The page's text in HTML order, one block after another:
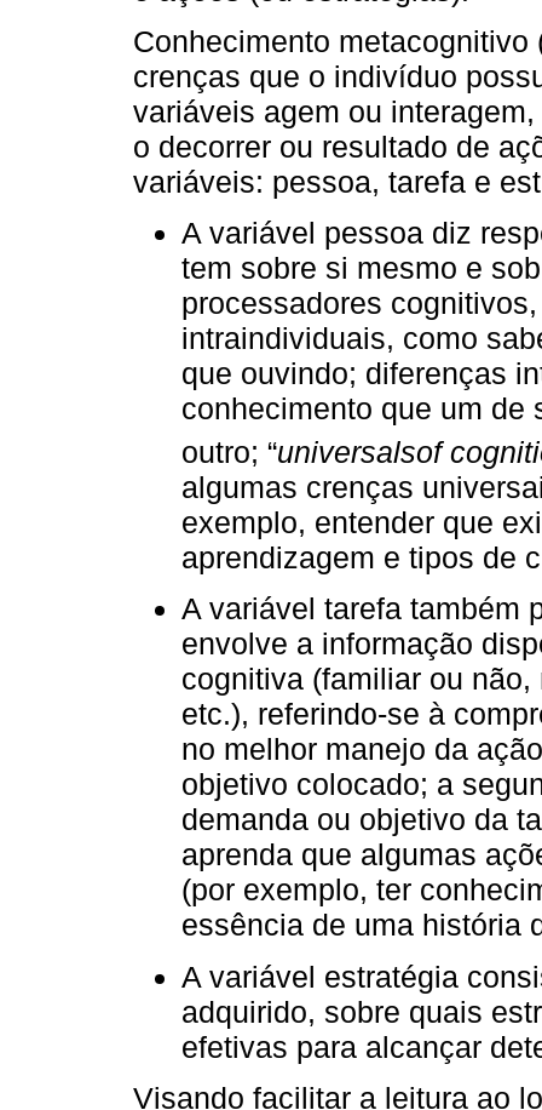
Conhecimento
crenças que o indivíduo
variáveis agem ou
o decorrer ou resultado de
variáveis: pessoa, tarefa e
A variável pessoa diz
tem sobre si mesmo e
processadores
intraindividuais, como
que ouvindo; diferenças
conhecimento que um de
outro; “universalsof
algumas crenças
exemplo, entender que
aprendizagem e tipos de
A variável tarefa também
envolve a informação
cognitiva (familiar ou
etc.), referindo-se à
no melhor manejo da
objetivo colocado; a
demanda ou objetivo da
aprenda que algumas
(por exemplo, ter
essência de uma história
A variável estratégia
adquirido, sobre quais
efetivas para alcançar
Visando facilitar a leitura ao